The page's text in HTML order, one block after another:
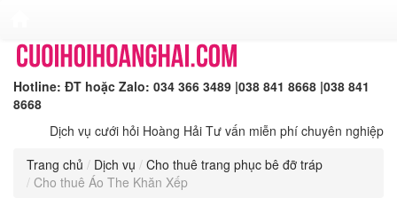
Hotline: ĐT hoặc Zalo: 034 366 3489 |038 841 8668 |038 841
8668
Dịch vụ cưới hỏi Hoàng Hải Tư vấn miễn phí chuyên nghiệp
Trang chủ
Dịch vụ
Cho thuê trang phục bê đỡ tráp
Cho thuê Áo The Khăn Xếp